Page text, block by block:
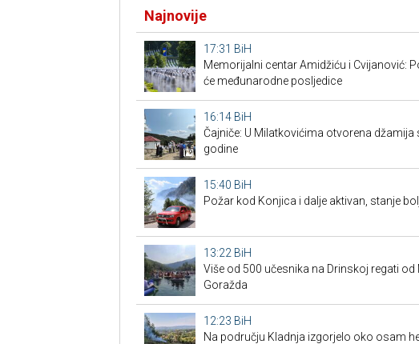
Najnovije
17:31 BiH
Memorijalni centar Amidžiću i Cvijanović:
će međunarodne posljedice
16:14 BiH
Čajniče: U Milatkovićima otvorena džamija
godine
15:40 BiH
Požar kod Konjica i dalje aktivan, stanje
13:22 BiH
Više od 500 učesnika na Drinskoj regati
Goražda
12:23 BiH
Na području Kladnja izgorjelo oko osam